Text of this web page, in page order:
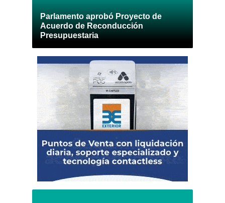
Parlamento aprobó Proyecto de
Acuerdo de Reconducción
Presupuestaria